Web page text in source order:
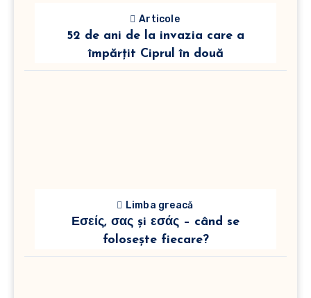
Articole
52 de ani de la invazia care a
împărțit Ciprul în două
Limba greacă
Εσείς, σας și εσάς – când se
folosește fiecare?